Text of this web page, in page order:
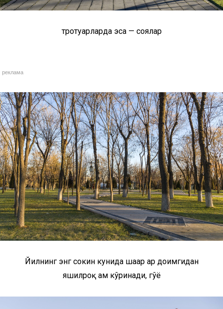
тротуарларда эса — соялар
реклама
Йилнинг энг сокин кунида шаҳар ҳар доимгидан
яшилроқ ҳам кўринади, гўё